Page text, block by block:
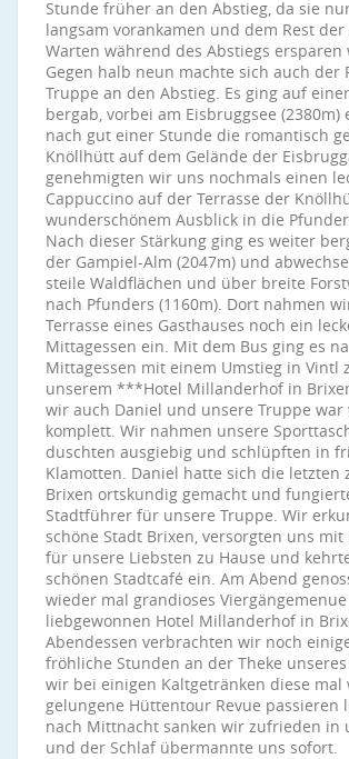
Stunde früher an den Abstieg, da sie
langsam vorankamen und dem Rest
Warten während des Abstiegs ersparen
Gegen halb neun machte sich auch der
Truppe an den Abstieg. Es ging auf
bergab, vorbei am Eisbruggsee
nach gut einer Stunde die romantisch
Knöllhütt auf dem Gelände der
genehmigten wir uns nochmals einen
Cappuccino auf der Terrasse der
wunderschönem Ausblick in die
Nach dieser Stärkung ging es weiter
der Gampiel-Alm (2047m) und
steile Waldflächen und über breite
nach Pfunders (1160m). Dort nahmen
Terrasse eines Gasthauses noch ein
Mittagessen ein. Mit dem Bus ging es
Mittagessen mit einem Umstieg in Vintl
unserem ***Hotel Millanderhof in
wir auch Daniel und unsere Truppe war
komplett. Wir nahmen unsere
duschten ausgiebig und schlüpften in
Klamotten. Daniel hatte sich die letzten
Brixen ortskundig gemacht und
Stadtführer für unsere Truppe. Wir
schöne Stadt Brixen, versorgten uns
für unsere Liebsten zu Hause und
schönen Stadtcafé ein. Am Abend
wieder mal grandioses
liebgewonnen Hotel Millanderhof in
Abendessen verbrachten wir noch
fröhliche Stunden an der Theke
wir bei einigen Kaltgetränken diese mal
gelungene Hüttentour Revue passieren
nach Mittnacht sanken wir zufrieden in
und der Schlaf übermannte uns sofort.